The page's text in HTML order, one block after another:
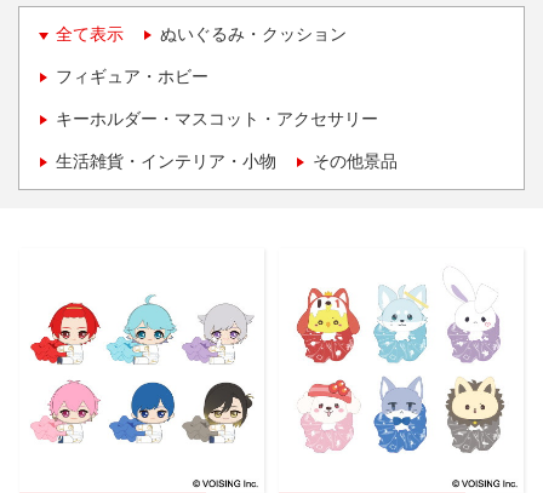
全て表示 ぬいぐるみ・クッション
フィギュア・ホビー
キーホルダー・マスコット・アクセサリー
生活雑貨・インテリア・小物 その他景品